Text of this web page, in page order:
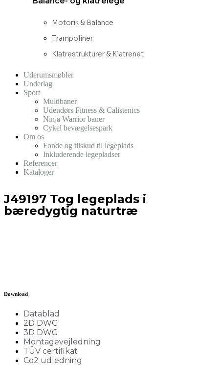
Motorik & Balance
Trampoliner
Klatrestrukturer & Klatrenet
Uderumsmøbler
Underlag
Sport
Multibaner
Udendørs Fitness & Calistenics
Ninja Warrior baner
Cykel bevægelsespark
Om os
Fonde og tilskud til legeplads
Inkluderende legepladser
Referencer
Kataloger
J49197 Tog legeplads i
bæredygtig naturtræ
Download
Datablad
2D DWG
3D DWG
Montagevejledning
TÜV certifikat
Co2 udledning